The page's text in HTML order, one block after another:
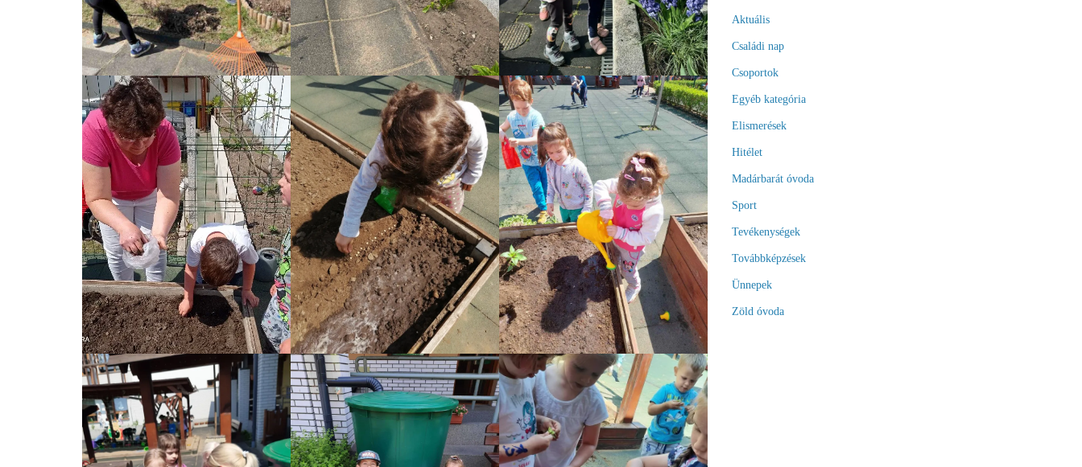
Aktuális
Családi nap
Csoportok
Egyéb kategória
Elismerések
Hitélet
Madárbarát óvoda
Sport
Tevékenységek
Továbbképzések
Ünnepek
Zöld óvoda